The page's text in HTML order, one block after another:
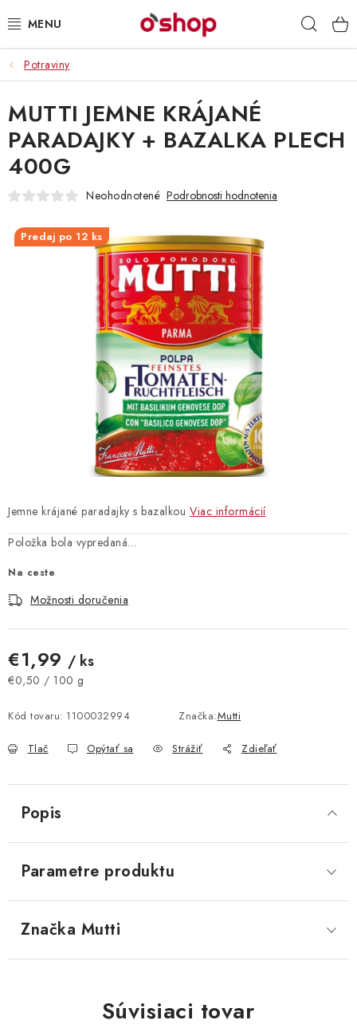
na
OSOBNÁ STAROSTLIVOSŤ
POTRAVINY
HRAČKY 🧸
DROGÉRIA
ZACHRÁŇTE PRODUKTY
Doprava a platby
Obchodné podmienky
Podmienky ochrany osobných údajov
Servis a reklamácia
Kontakty
Potraviny
Jemne krájané paradajky s bazalkou Viac informácií
Položka bola vypredaná…
Na ceste
Možnosti doručenia
€1,99 / ks
Jednotková cena:
€0,50 / 100 g
Kód tovaru: 1100032994 Značka:Mutti
Tlač Opýtať sa Strážiť Zdieľať
MUTTI JEMNE KRÁJANÉ
PARADAJKY + BAZALKA PLECH
400G
Neohodnotené Podrobnosti hodnotenia
Predaj po 12 ks
Popis
Parametre produktu
Značka Mutti
Súvisiaci tovar